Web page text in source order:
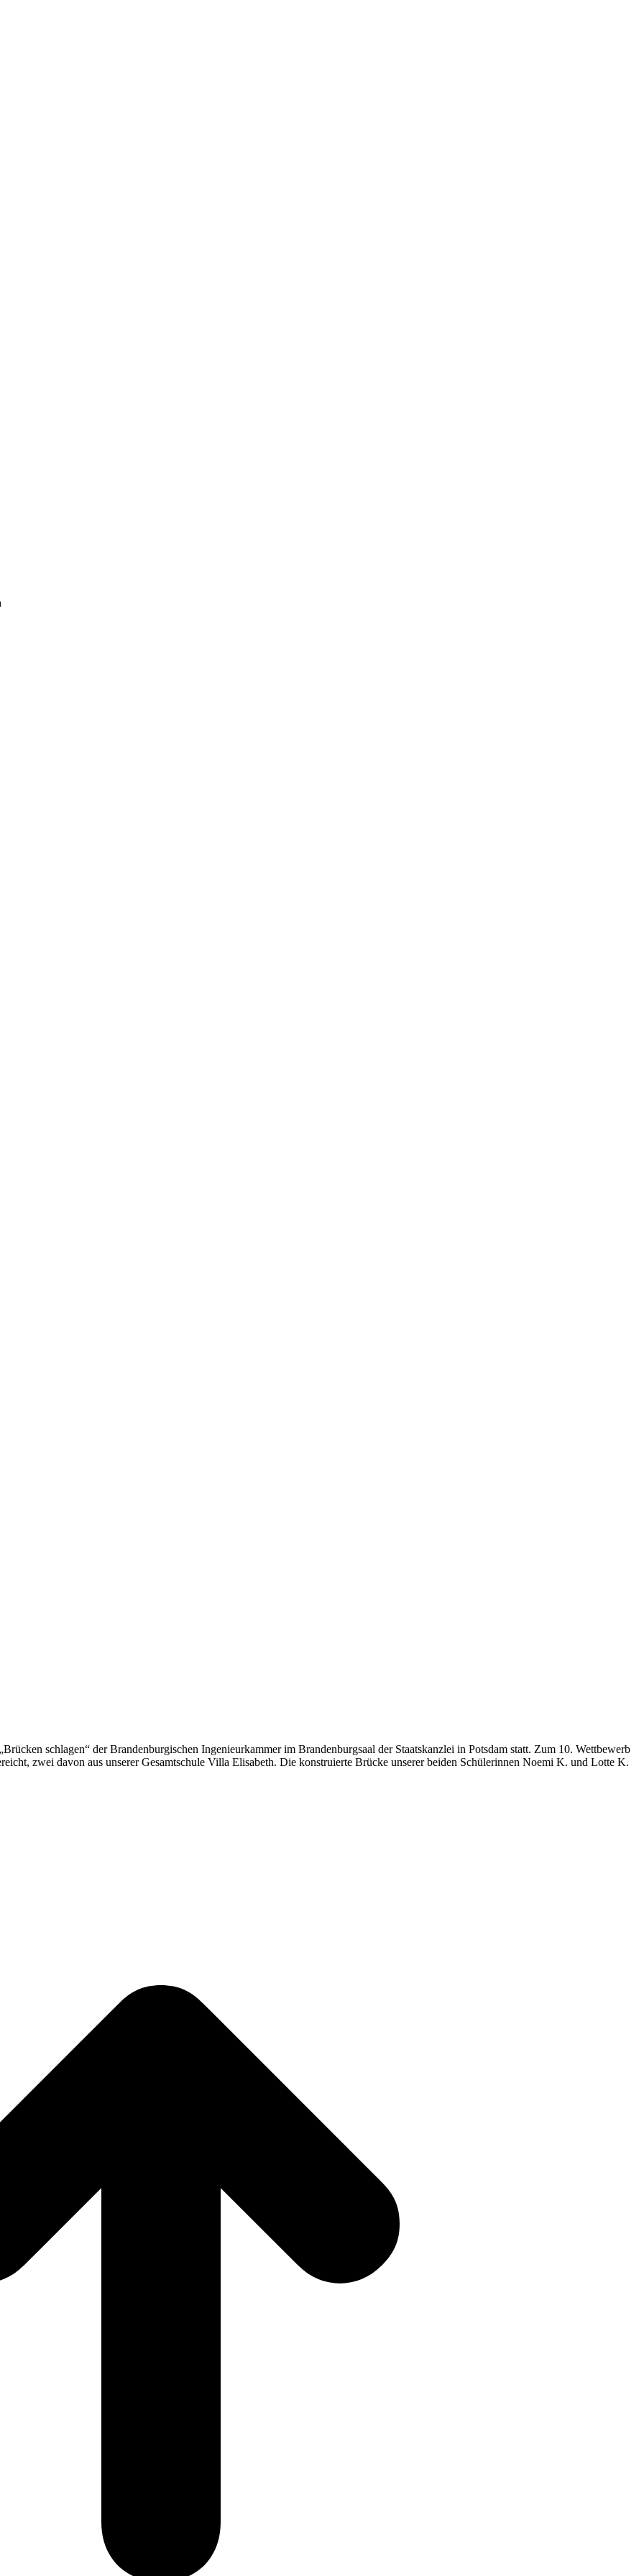
schlagen“ der Brandenburgischen Ingenieurkammer im Brandenburgsaal der Staatskanzlei in Potsdam statt. Zum 10. Wettbewerb
zwei davon aus unserer Gesamtschule Villa Elisabeth. Die konstruierte Brücke unserer beiden Schülerinnen Noemi K. und Lotte K.